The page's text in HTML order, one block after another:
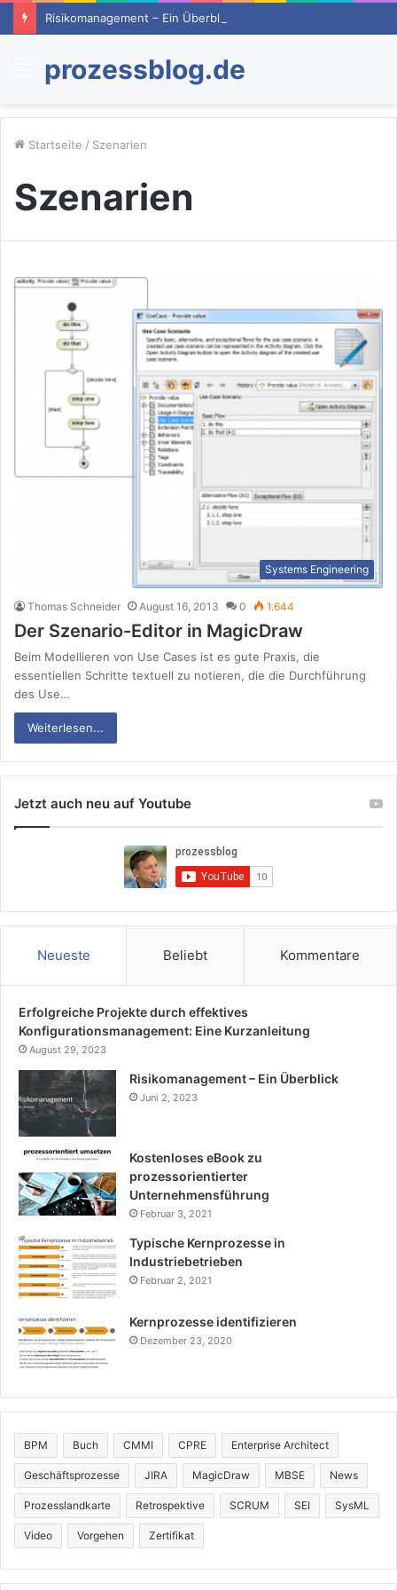
Risikomanagement – Ein Überblick
Menü
prozessblog.de
Startseite / Szenarien
Szenarien
Systems Engineering
Thomas Schneider August 16, 2013 0 1.644
Der Szenario-Editor in MagicDraw
Beim Modellieren von Use Cases ist es gute Praxis, die
essentiellen Schritte textuell zu notieren, die die Durchführung
des Use…
Weiterlesen...
Jetzt auch neu auf Youtube
Neueste Beliebt Kommentare
Erfolgreiche Projekte durch effektives
Konfigurationsmanagement: Eine Kurzanleitung
August 29, 2023
Risikomanagement – Ein Überblick
Juni 2, 2023
Kostenloses eBook zu
prozessorientierter
Unternehmensführung
Februar 3, 2021
Typische Kernprozesse in
Industriebetrieben
Februar 2, 2021
Kernprozesse identifizieren
Dezember 23, 2020
BPM Buch CMMI CPRE Enterprise Architect
Geschäftsprozesse JIRA MagicDraw MBSE News
Prozesslandkarte Retrospektive SCRUM SEI SysML
Video Vorgehen Zertifikat